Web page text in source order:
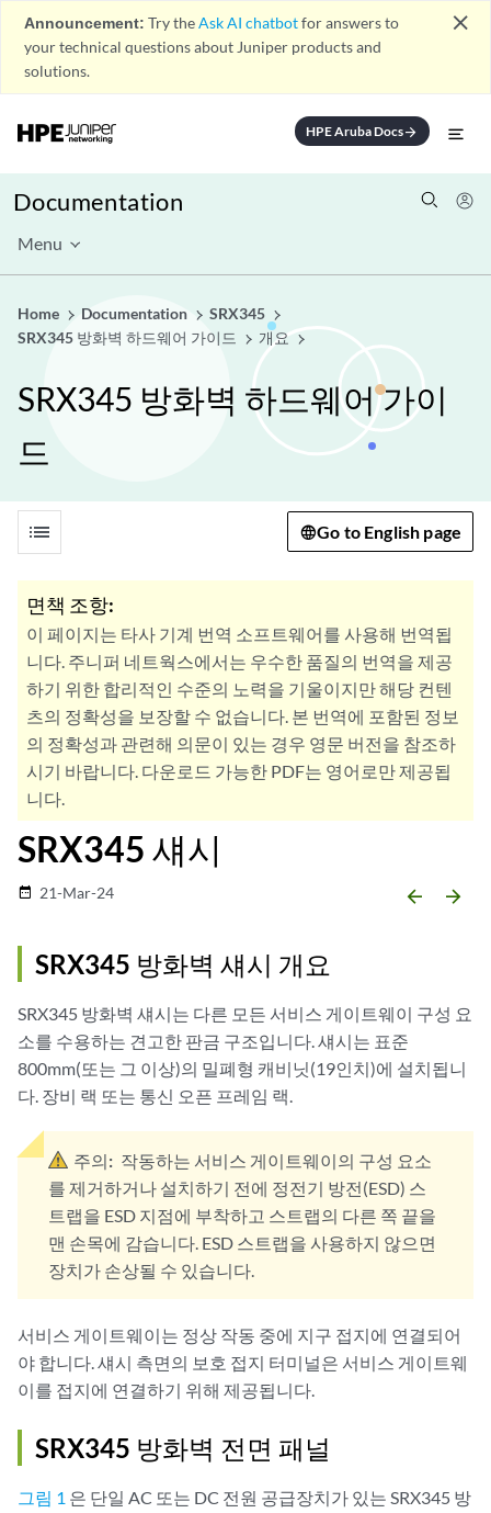
Announcement: Try theAsk AI chatbotfor answers to
your technical questions about Juniper products and
solutions.
close
HPE Aruba Docsarrow_forward
Documentation
Menu
Home Documentation
SRX345
SRX345 방화벽 하드웨어 가이드
개요
SRX345 방화벽 하드웨어 가이
드
list Go to English page
면책 조항:
이 페이지는 타사 기계 번역 소프트웨어를 사용해 번역됩
니다. 주니퍼 네트웍스에서는 우수한 품질의 번역을 제공
하기 위한 합리적인 수준의 노력을 기울이지만 해당 컨텐
츠의 정확성을 보장할 수 없습니다. 본 번역에 포함된 정보
의 정확성과 관련해 의문이 있는 경우 영문 버전을 참조하
시기 바랍니다. 다운로드 가능한 PDF는 영어로만 제공됩
니다.
SRX345 섀시
date_range 21-Mar-24 arrow_backward arrow_forward
SRX345 방화벽 섀시 개요
SRX345 방화벽 섀시는 다른 모든 서비스 게이트웨이 구성 요
소를 수용하는 견고한 판금 구조입니다. 섀시는 표준
800mm(또는 그 이상)의 밀폐형 캐비닛(19인치)에 설치됩니
다. 장비 랙 또는 통신 오픈 프레임 랙.
주의: 작동하는 서비스 게이트웨이의 구성 요소
를 제거하거나 설치하기 전에 정전기 방전(ESD) 스
트랩을 ESD 지점에 부착하고 스트랩의 다른 쪽 끝을
맨 손목에 감습니다. ESD 스트랩을 사용하지 않으면
장치가 손상될 수 있습니다.
서비스 게이트웨이는 정상 작동 중에 지구 접지에 연결되어
야 합니다. 섀시 측면의 보호 접지 터미널은 서비스 게이트웨
이를 접지에 연결하기 위해 제공됩니다.
SRX345 방화벽 전면 패널
그림 1 은 단일 AC 또는 DC 전원 공급장치가 있는 SRX345 방